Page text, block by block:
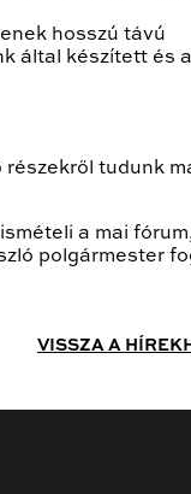
hosszú távú
által készített és
tudunk
a mai
polgármester
VISSZA A